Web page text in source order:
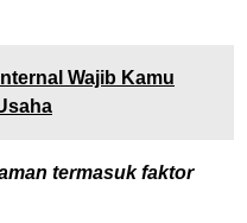
Wajib Kamu
termasuk faktor